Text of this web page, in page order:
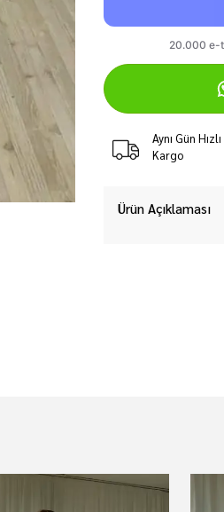
Aynı Gün Hızlı
Kargo
Ürün Açıklaması